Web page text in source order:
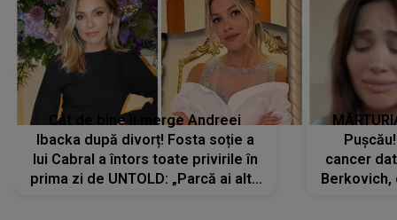
Cât de bine îi merge Andreei
Ibacka după divorț! Fosta soție a
lui Cabral a întors toate privirile în
prima zi de UNTOLD: „Parcă ai altă
cancer
Berkovich,